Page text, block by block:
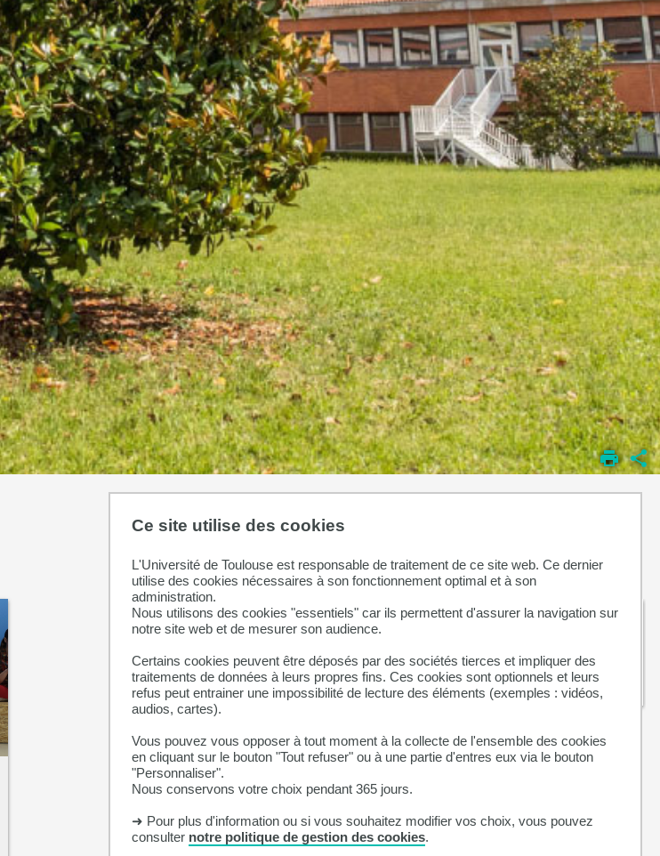
Ce site utilise des cookies
L'Université de Toulouse est responsable de traitement de ce site web. Ce dernier
utilise des cookies nécessaires à son fonctionnement optimal et à son
administration.
Nous utilisons des cookies "essentiels" car ils permettent d'assurer la navigation sur
notre site web et de mesurer son audience.
Certains cookies peuvent être déposés par des sociétés tierces et impliquer des
traitements de données à leurs propres fins. Ces cookies sont optionnels et leurs
refus peut entrainer une impossibilité de lecture des éléments (exemples : vidéos,
audios, cartes).
Vous pouvez vous opposer à tout moment à la collecte de l'ensemble des cookies
en cliquant sur le bouton "Tout refuser" ou à une partie d'entres eux via le bouton
"Personnaliser".
Nous conservons votre choix pendant 365 jours.
➜ Pour plus d'information ou si vous souhaitez modifier vos choix, vous pouvez
consulter notre politique de gestion des cookies.
Les articles
Retour sur l’After Santé « L’éco-
responsabilité au cœur de la santé »